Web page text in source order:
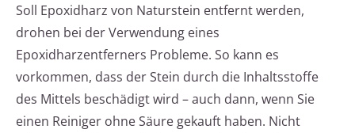
Soll Epoxidharz von Naturstein entfernt werden,
drohen bei der Verwendung eines
Epoxidharzentferners Probleme. So kann es
vorkommen, dass der Stein durch die Inhaltsstoffe
des Mittels beschädigt wird – auch dann, wenn Sie
einen Reiniger ohne Säure gekauft haben. Nicht